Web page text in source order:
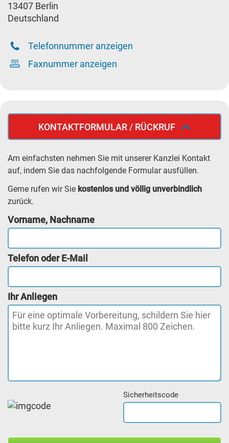
13407 Berlin
Deutschland
Telefonnummer anzeigen
Faxnummer anzeigen
KONTAKTFORMULAR / RÜCKRUF
Am einfachsten nehmen Sie mit unserer Kanzlei Kontakt
auf, indem Sie das nachfolgende Formular ausfüllen.
Gerne rufen wir Sie kostenlos und völlig unverbindlich
zurück.
Vorname, Nachname
Telefon oder E-Mail
Ihr Anliegen
Sicherheitscode